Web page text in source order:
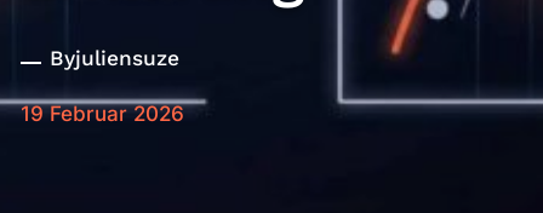
Byjuliensuze
19 Februar 2026